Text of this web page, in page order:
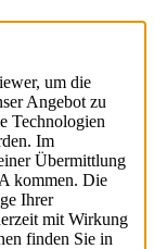
um die
Angebot zu
Technologien
Im
Übermittlung
kommen. Die
Ihrer
mit Wirkung
finden Sie in